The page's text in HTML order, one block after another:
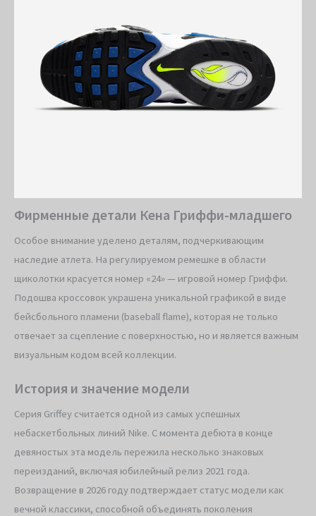
Фирменные детали Кена Гриффи-младшего
Особое внимание уделено деталям, подчеркивающим
наследие атлета. На регулируемом ремешке в области
щиколотки красуется номер «24» — игровой номер Гриффи.
Подошва кроссовок украшена уникальной графикой в виде
бейсбольного пламени (baseball flame), которая не только
отвечает за сцепление с поверхностью, но и является важным
визуальным кодом всей коллекции.
История и значение модели
Серия Griffey считается одной из самых успешных
небаскетбольных линий Nike. С момента дебюта в конце
девяностых эта модель пережила несколько знаковых
переизданий, включая юбилейный релиз 2021 года.
Возвращение в 2026 году подтверждает статус модели как
вечной классики, способной объединять поколения